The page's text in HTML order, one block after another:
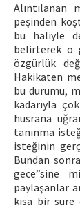
Alıntılanan
peşinden
bu haliyle
belirterek o
özgürlük
Hakikaten
bu durumu,
kadarıyla
hüsrana
tanınma
isteğinin
Bundan
gece”sine
paylaşanlar
kısa bir süre